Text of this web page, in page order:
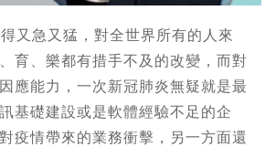
又急又猛，對全世界所有的人來
育、樂都有措手不及的改變，而對
應能力，一次新冠肺炎無疑就是最
基礎建設或是軟體經驗不足的企
疫情帶來的業務衝擊，另一方面還